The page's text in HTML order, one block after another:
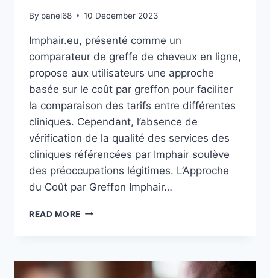
By panel68 10 December 2023
Imphair.eu, présenté comme un
comparateur de greffe de cheveux en ligne,
propose aux utilisateurs une approche
basée sur le coût par greffon pour faciliter
la comparaison des tarifs entre différentes
cliniques. Cependant, l’absence de
vérification de la qualité des services des
cliniques référencées par Imphair soulève
des préoccupations légitimes. L’Approche
du Coût par Greffon Imphair…
READ MORE IMPHAIR.EU
ÉCLAIRÉ